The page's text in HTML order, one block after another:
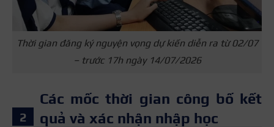
Thời gian đăng ký nguyện vọng dự kiến diễn ra từ 02/07
– trước 17h ngày 14/07/2026
Các mốc thời gian công bố kết
quả và xác nhận nhập học